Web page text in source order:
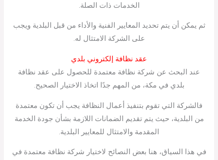
الخدمات ذات الصلة.
ثم يمكن أن يتم تحديد المعايير الفنية والأداء من قبل البلدية ويجب
على الشركة الامتثال له.
عقد نظافة إلكتروني بلدي
عند البحث عن شركة نظافة معتمدة للحصول على عقد نظافة
بلدي في مكة، من المهم جدًا اتخاذ الاختيار الصحيح.
فالشركة التي تقوم بتنفيذ أعمال النظافة يجب أن تكون معتمدة
من البلدية، حيث يتم تقديم الضمانات اللازمة بشأن جودة الخدمة
المقدمة والامتثال للمعايير البلدية.
في هذا السياق، هنا بعض النصائح لاختيار شركة نظافة معتمدة في